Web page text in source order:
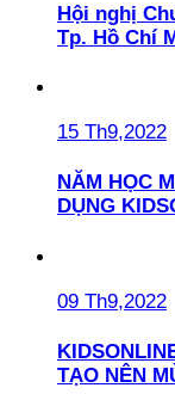
Hội nghị
Tp. Hồ Chí
15 Th9,2022
NĂM HỌC
DỤNG
09 Th9,2022
TẠO NÊN